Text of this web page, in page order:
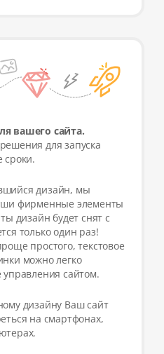
вашего сайта.
для запуска
сроки.
дизайн, мы
фирменные элементы
дизайн будет снят с
только один раз!
простого, текстовое
можно легко
сайтом.
дизайну Ваш сайт
на смартфонах,